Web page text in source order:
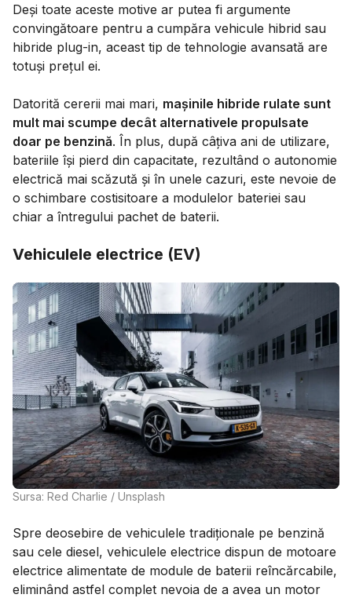
Deși toate aceste motive ar putea fi argumente
convingătoare pentru a cumpăra vehicule hibrid sau
hibride plug-in, aceast tip de tehnologie avansată are
totuși prețul ei.
Datorită cererii mai mari, mașinile hibride rulate sunt
mult mai scumpe decât alternativele propulsate
doar pe benzină. În plus, după câțiva ani de utilizare,
bateriile își pierd din capacitate, rezultând o autonomie
electrică mai scăzută și în unele cazuri, este nevoie de
o schimbare costisitoare a modulelor bateriei sau
chiar a întregului pachet de baterii.
Vehiculele electrice (EV)
Sursa: Red Charlie / Unsplash
Spre deosebire de vehiculele tradiționale pe benzină
sau cele diesel, vehiculele electrice dispun de motoare
electrice alimentate de module de baterii reîncărcabile,
eliminând astfel complet nevoia de a avea un motor